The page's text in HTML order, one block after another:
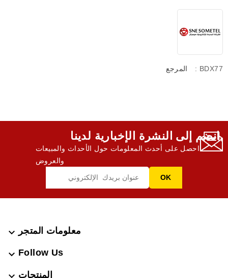
المرجع : BDX77
انضم إلى النشرة الإخبارية لدينا,
احصل على أحدث المعلومات حول الأحداث والمبيعات
والعروض
معلومات المتجر 
Follow Us

المنتجات